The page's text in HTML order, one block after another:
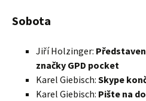
Sobota
Jiří Holzinger:
značky GPD pocket
Karel Giebisch: Skype
Karel Giebisch: Pište na